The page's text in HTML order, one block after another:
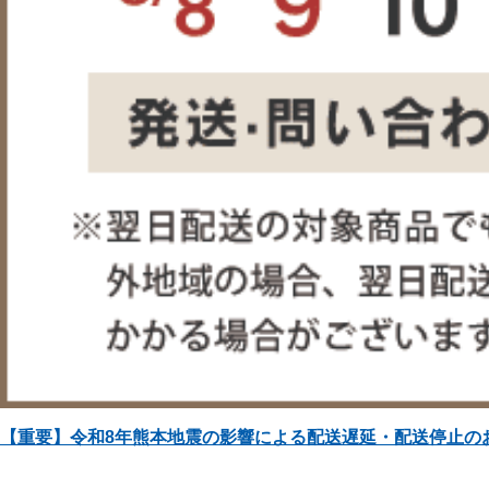
【重要】令和8年熊本地震の影響による配送遅延・配送停止の